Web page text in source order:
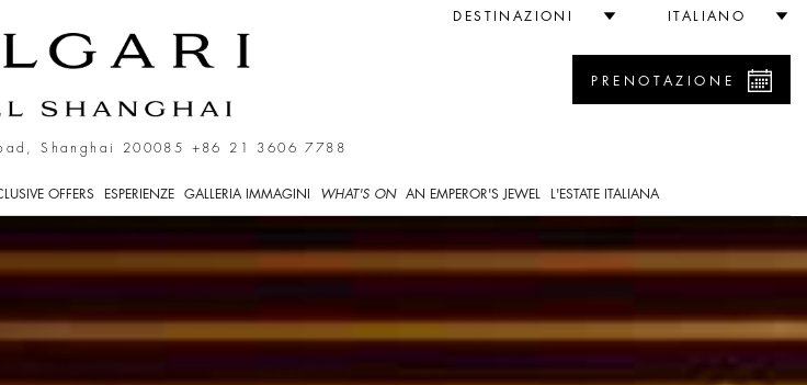
DESTINAZIONI ITALIANO
Shanghai 200085 +86 21 3606 7788
PRENOTAZIONE
OFFERS ESPERIENZE GALLERIA IMMAGINI WHAT'S ON AN EMPEROR'S JEWEL L'ESTATE ITALIANA